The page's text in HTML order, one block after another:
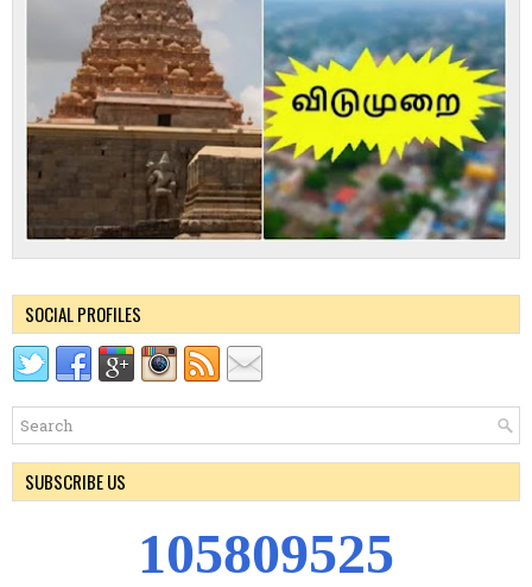
SOCIAL PROFILES
SUBSCRIBE US
105809525